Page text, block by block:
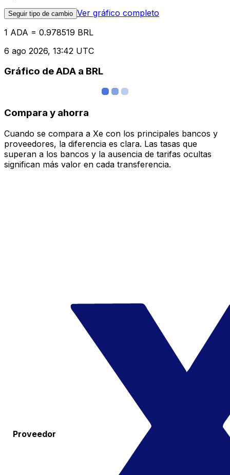
Seguir tipo de cambio Ver gráfico completo
1 ADA = 0.978519 BRL
6 ago 2026, 13:42 UTC
Gráfico de ADA a BRL
Compara y ahorra
Cuando se compara a Xe con los principales bancos y
proveedores, la diferencia es clara. Las tasas que
superan a los bancos y la ausencia de tarifas ocultas
significan más valor en cada transferencia.
Proveedor